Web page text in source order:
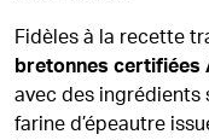
Fidèles à la recette
bretonnes certifiées
avec des ingrédients
farine d’épeautre